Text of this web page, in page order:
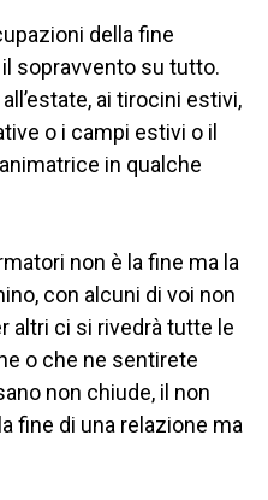
della fine
sopravvento su tutto.
ai tirocini estivi,
o i campi estivi o il
in qualche
non è la fine ma la
con alcuni di voi non
altri ci si rivedrà tutte le
o che ne sentirete
non chiude, il non
fine di una relazione ma